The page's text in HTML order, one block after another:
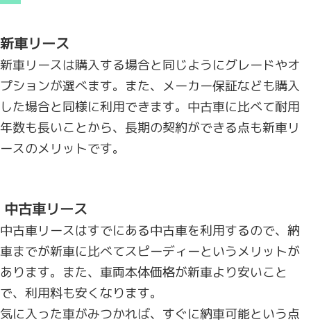
新車リース
新車リースは購入する場合と同じようにグレードやオ
プションが選べます。また、メーカー保証なども購入
した場合と同様に利用できます。中古車に比べて耐用
年数も長いことから、長期の契約ができる点も新車リ
ースのメリットです。
中古車リース
中古車リースはすでにある中古車を利用するので、納
車までが新車に比べてスピーディーというメリットが
あります。また、車両本体価格が新車より安いこと
で、利用料も安くなります。
気に入った車がみつかれば、すぐに納車可能という点